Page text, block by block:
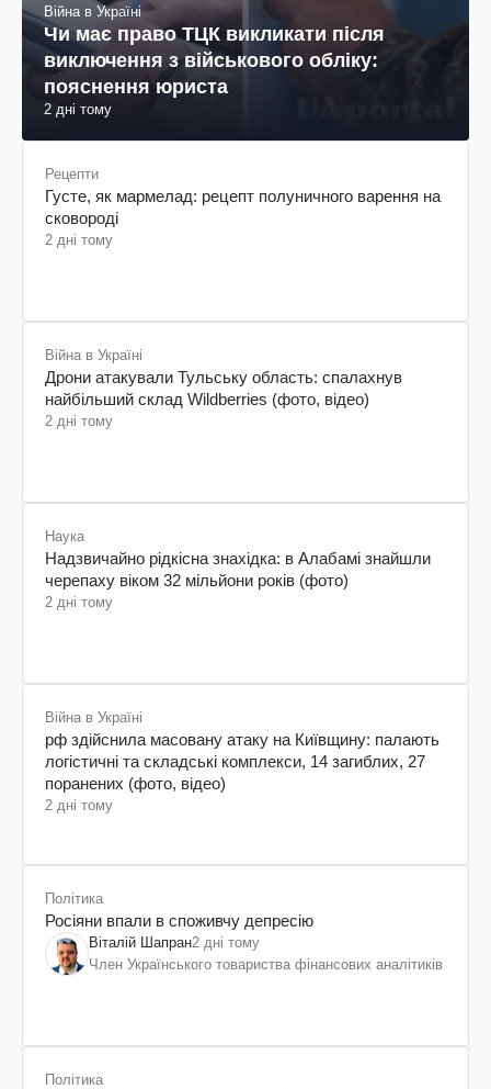
Війна в Україні
Чи має право ТЦК викликати після
виключення з військового обліку:
пояснення юриста
2 дні тому
Рецепти
Густе, як мармелад: рецепт полуничного варення на
сковороді
2 дні тому
Війна в Україні
Дрони атакували Тульську область: спалахнув
найбільший склад Wildberries (фото, відео)
2 дні тому
Наука
Надзвичайно рідкісна знахідка: в Алабамі знайшли
черепаху віком 32 мільйони років (фото)
2 дні тому
Війна в Україні
рф здійснила масовану атаку на Київщину: палають
логістичні та складські комплекси, 14 загиблих, 27
поранених (фото, відео)
2 дні тому
Політика
Росіяни впали в споживчу депресію
Віталій Шапран2 дні тому
Член Українського товариства фінансових аналітиків
Політика